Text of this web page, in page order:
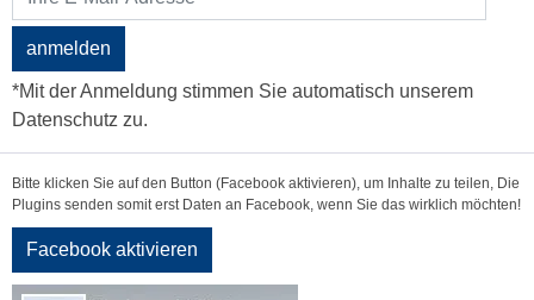
anmelden
*Mit der Anmeldung stimmen Sie automatisch unserem
Datenschutz zu.
Bitte klicken Sie auf den Button (Facebook aktivieren), um Inhalte zu teilen, Die
Plugins senden somit erst Daten an Facebook, wenn Sie das wirklich möchten!
Facebook aktivieren